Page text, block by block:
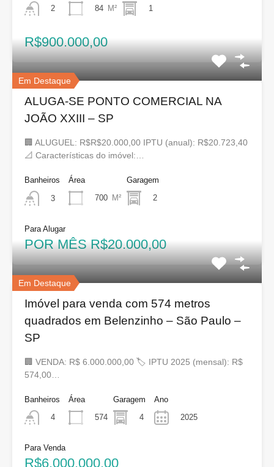
2
84 M²
1
R$900.000,00
Em Destaque
ALUGA-SE PONTO COMERCIAL NA
JOÃO XXIII – SP
🏢 ALUGUEL: R$R$20.000,00 IPTU (anual): R$20.723,40
📐 Características do imóvel:…
Banheiros
3
Área
700 M²
Garagem
2
Para Alugar
POR MÊS R$20.000,00
Em Destaque
Imóvel para venda com 574 metros
quadrados em Belenzinho – São Paulo –
SP
🏢 VENDA: R$ 6.000.000,00 🏷 IPTU 2025 (mensal): R$
574,00…
Banheiros
4
Área
574
Garagem
4
Ano
2025
Para Venda
R$6.000.000,00